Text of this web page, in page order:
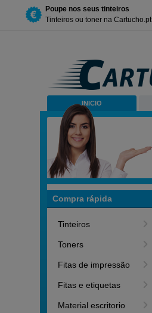
Poupe nos seus tinteiros
Tinteiros ou toner na Cartucho.pt
INICIO
Compra rápida
Tinteiros
Toners
Fitas de impressão
Fitas e etiquetas
Material escritorio